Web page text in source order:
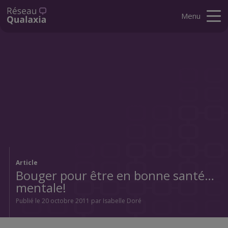
Menu
Article
Bouger pour être en bonne santé…
mentale!
Publié le 20 octobre 2011 par Isabelle Doré